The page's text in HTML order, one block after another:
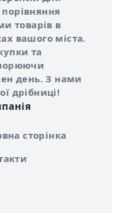
товарів в
вашого міста.
та
день. З нами
дрібниці!
сторінка